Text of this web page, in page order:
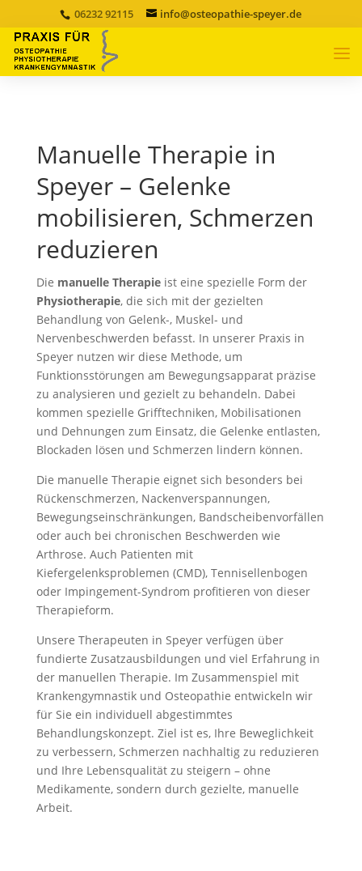
06232 92115 info@osteopathie-speyer.de
Manuelle Therapie in
Speyer – Gelenke
mobilisieren, Schmerzen
reduzieren
Die manuelle Therapieist eine spezielle Form der
Physiotherapie, die sich mit der gezielten
Behandlung von Gelenk-, Muskel- und
Nervenbeschwerden befasst. In unserer Praxis in
Speyer nutzen wir diese Methode, um
Funktionsstörungen am Bewegungsapparat präzise
zu analysieren und gezielt zu behandeln. Dabei
kommen spezielle Grifftechniken, Mobilisationen
und Dehnungen zum Einsatz, die Gelenke entlasten,
Blockaden lösen und Schmerzen lindern können.
Die manuelle Therapie eignet sich besonders bei
Rückenschmerzen, Nackenverspannungen,
Bewegungseinschränkungen, Bandscheibenvorfällen
oder auch bei chronischen Beschwerden wie
Arthrose. Auch Patienten mit
Kiefergelenksproblemen (CMD), Tennisellenbogen
oder Impingement-Syndrom profitieren von dieser
Therapieform.
Unsere Therapeuten in Speyer verfügen über
fundierte Zusatzausbildungen und viel Erfahrung in
der manuellen Therapie. Im Zusammenspiel mit
Krankengymnastik und Osteopathie entwickeln wir
für Sie ein individuell abgestimmtes
Behandlungskonzept. Ziel ist es, Ihre Beweglichkeit
zu verbessern, Schmerzen nachhaltig zu reduzieren
und Ihre Lebensqualität zu steigern – ohne
Medikamente, sondern durch gezielte, manuelle
Arbeit.